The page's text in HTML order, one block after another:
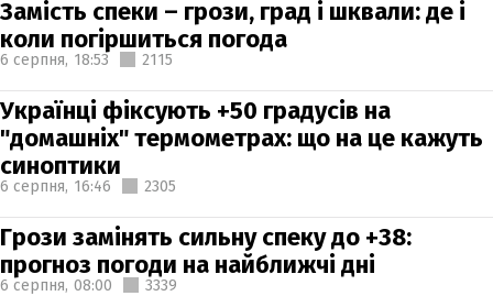
Замість спеки – грози, град і шквали: де і
коли погіршиться погода
6 серпня, 18:53 2115
Українці фіксують +50 градусів на
"домашніх" термометрах: що на це кажуть
синоптики
6 серпня, 16:46 2305
Грози замінять сильну спеку до +38:
прогноз погоди на найближчі дні
6 серпня, 08:00 3339